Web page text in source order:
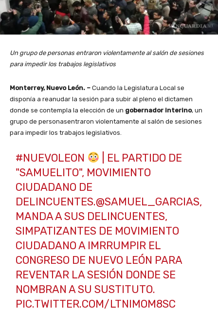
Un grupo de personas entraron violentamente al salón de sesiones
para impedir los trabajos legislativos
Monterrey, Nuevo León. – Cuando la Legislatura Local se
disponía a reanudar la sesión para subir al pleno el dictamen
donde se contempla la elección de un gobernador interino, un
grupo de personasentraron violentamente al salón de sesiones
para impedir los trabajos legislativos.
#NUEVOLEON
| EL PARTIDO DE
"SAMUELITO", MOVIMIENTO
CIUDADANO DE
DELINCUENTES.@SAMUEL_GARCIAS,
MANDA A SUS DELINCUENTES,
SIMPATIZANTES DE MOVIMIENTO
CIUDADANO A IMRRUMPIR EL
CONGRESO DE NUEVO LEÓN PARA
REVENTAR LA SESIÓN DONDE SE
NOMBRAN A SU SUSTITUTO.
PIC.TWITTER.COM/LTNIMOM8SC